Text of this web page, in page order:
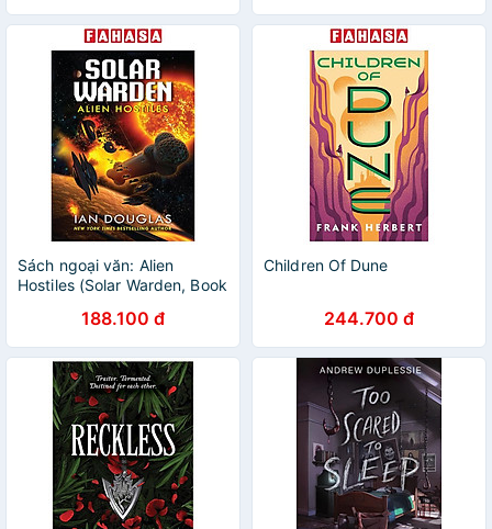
Sách ngoại văn: Alien
Hostiles (Solar Warden, Book
188.100 đ
Children Of Dune
244.700 đ